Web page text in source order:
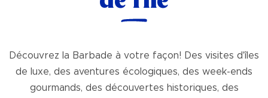
Découvrez la Barbade à votre façon! Des visites d'îles
de luxe, des aventures écologiques, des week-ends
gourmands, des découvertes historiques, des